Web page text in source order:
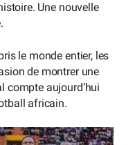
Une nouvelle
le monde entier, les
de montrer une
compte aujourd’hui
africain.